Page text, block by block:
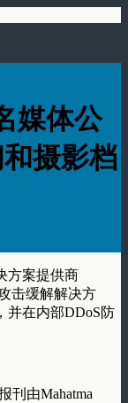
媒体公
摄影档
方案提供商
击缓解解决方
并在内部DDoS防
刊由Mahatma